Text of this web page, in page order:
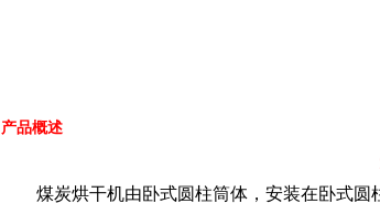
产品概述
煤炭烘干机由卧式圆柱筒体，安装在卧式圆